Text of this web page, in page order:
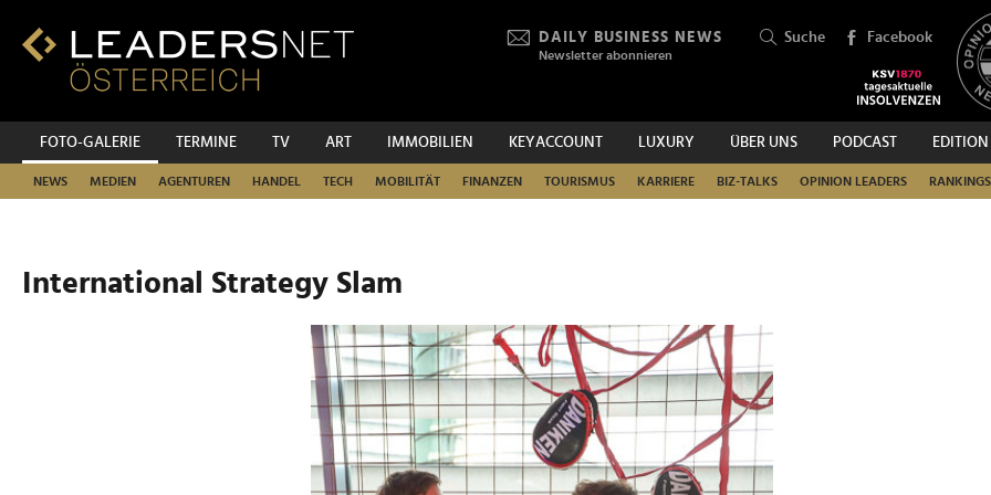
Inhalt
Fußzeilen-
Hauptnavigation
DAILY BUSINESS NEWS
Newsletter abonnieren
Suche Facebook
FOTO-GALERIE TERMINE TV ART IMMOBILIEN KEYACCOUNT LUXURY ÜBER UNS PODCAST EDITION
NEWS MEDIEN AGENTUREN HANDEL TECH MOBILITÄT FINANZEN TOURISMUS KARRIERE BIZ-TALKS OPINION LEADERS RANKINGS
SUCHEN
International Strategy Slam